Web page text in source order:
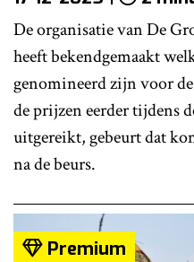
De organisatie van De
heeft bekendgemaakt
genomineerd zijn voor
de prijzen eerder tijdens
uitgereikt, gebeurt dat
na de beurs.
Premium